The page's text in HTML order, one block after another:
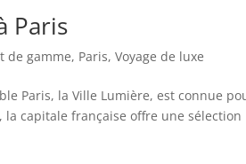
Paris
de gamme, Paris,Voyage de luxe
Paris, la Ville Lumière, est connue
capitale française offre une sélection